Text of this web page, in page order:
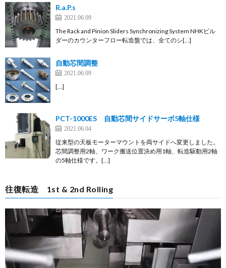
R.a.P.s
2021.06.09
The Rack and Pinion Sliders Synchronizing System NHKビル
ダーのカウンターフロー転造盤では、全てのシ[…]
自動芯間調整
2021.06.09
[…]
PCT-1000ES 自動芯間サイドサーボ5軸仕様
2021.06.04
従来型の天板モーターマウントを両サイドへ変更しました。
芯間調整用2軸、ワーク搬送位置決め用1軸、転造駆動用2軸
の5軸仕様です。[…]
往復転造 1st & 2nd Rolling
動
レ
ー
ヤ
ー